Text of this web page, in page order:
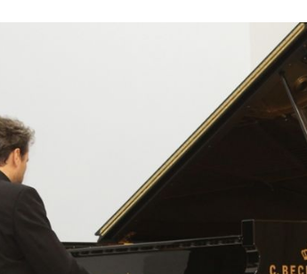
о забрани саобраћаја 6. и 7. августа